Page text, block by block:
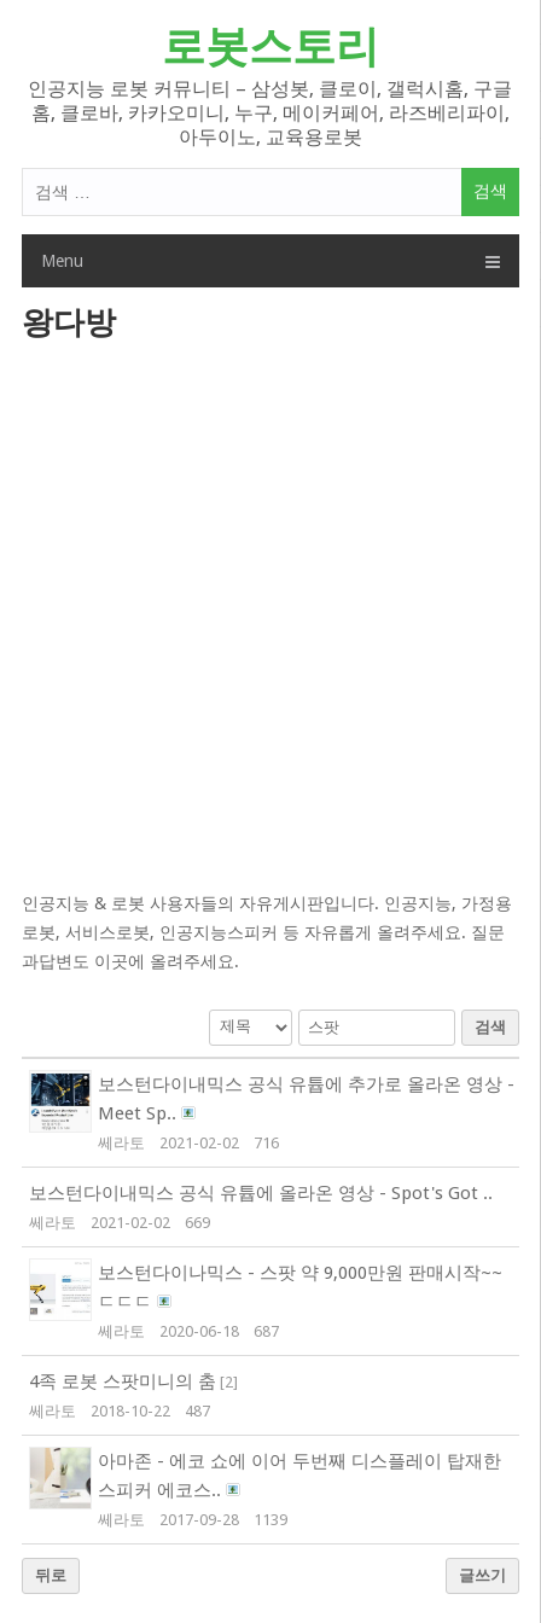
로봇스토리
인공지능 로봇 커뮤니티 – 삼성봇, 클로이, 갤럭시홈, 구글
홈, 클로바, 카카오미니, 누구, 메이커페어, 라즈베리파이,
아두이노, 교육용로봇
색
Menu
왕다방
인공지능 & 로봇 사용자들의 자유게시판입니다. 인공지능, 가정용
로봇, 서비스로봇, 인공지능스피커 등 자유롭게 올려주세요. 질문
과답변도 이곳에 올려주세요.
검색
보스턴다이내믹스 공식 유튭에 추가로 올라온 영상 -
Meet Sp..
쎄라토 2021-02-02 716
보스턴다이내믹스 공식 유튭에 올라온 영상 - Spot's Got ..
쎄라토 2021-02-02 669
보스턴다이나믹스 - 스팟 약 9,000만원 판매시작~~
ㄷㄷㄷ
쎄라토 2020-06-18 687
4족 로봇 스팟미니의 춤 [2]
쎄라토
2018-10-22 487
아마존 - 에코 쇼에 이어 두번째 디스플레이 탑재한
스피커 에코스..
쎄라토 2017-09-28 1139
뒤로 글쓰기